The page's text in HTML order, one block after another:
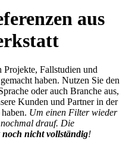
aus
Fallstudien und
haben. Nutzen Sie den
oder auch Branche aus,
Kunden und Partner in der
Um einen Filter wieder
drauf. Die
noch nicht vollständig!